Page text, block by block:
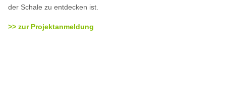
der Schale zu entdecken ist.
>> zur Projektanmeldung